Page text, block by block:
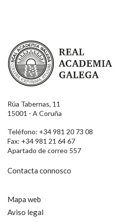
Real Academia Galega
Rúa Tabernas, 11
15001 - A Coruña
Teléfono: +34 981 20 73 08
Fax: +34 981 21 64 67
Apartado de correo 557
Contacta connosco
Mapa web
Aviso legal